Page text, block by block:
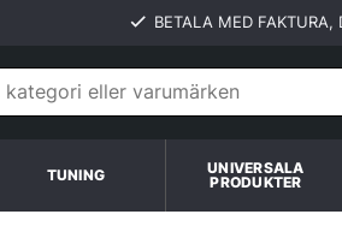
BETALA MED FAKTURA,
TUNING
UNIVERSALA
PRODUKTER